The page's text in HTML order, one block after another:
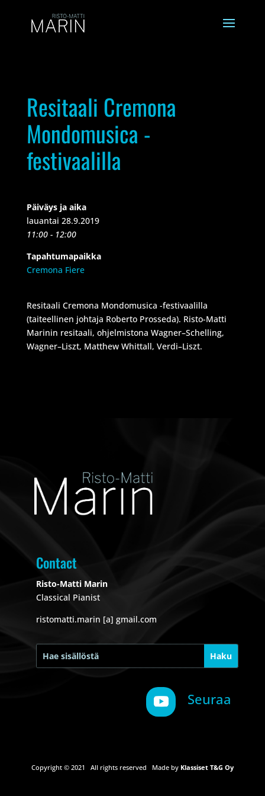
Resitaali Cremona
Mondomusica -
festivaalilla
Päiväys ja aika
lauantai 28.9.2019
11:00 - 12:00
Tapahtumapaikka
Cremona Fiere
Resitaali Cremona Mondomusica -festivaalilla
(taiteellinen johtaja Roberto Prosseda). Risto-Matti
Marinin resitaali, ohjelmistona Wagner–Schelling,
Wagner–Liszt, Matthew Whittall, Verdi–Liszt.
Contact
Risto-Matti Marin
Classical Pianist
ristomatti.marin [a] gmail.com
Seuraa
Copyright © 2021 All rights reserved Made by Klassiset T&G Oy